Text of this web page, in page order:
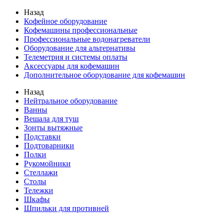
Назад
Кофейное оборудование
Кофемашины профессиональные
Профессиональные водонагреватели
Оборудование для альтернативы
Телеметрия и системы оплаты
Аксессуары для кофемашин
Дополнительное оборудование для кофемашин
Назад
Нейтральное оборудование
Ванны
Вешала для туш
Зонты вытяжные
Подставки
Подтоварники
Полки
Рукомойники
Стеллажи
Столы
Тележки
Шкафы
Шпильки для противней